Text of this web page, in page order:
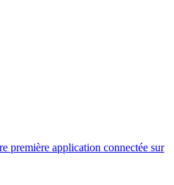
première application connectée sur